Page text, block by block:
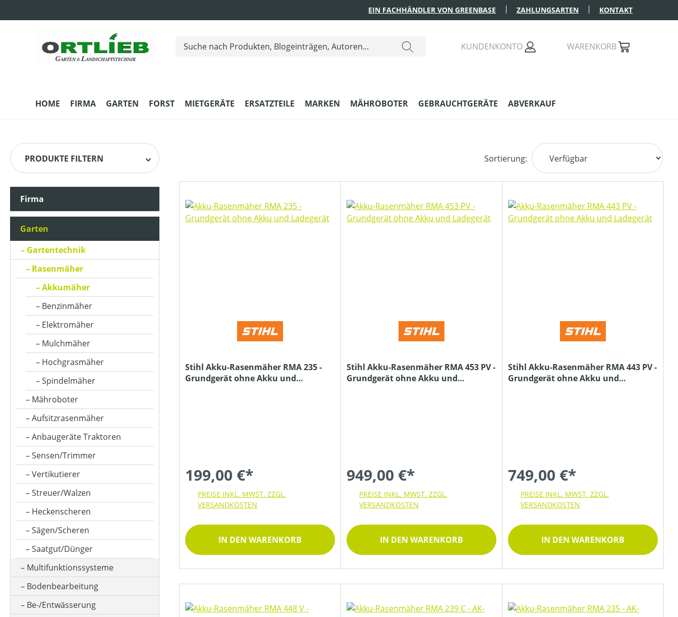
EIN FACHHÄNDLER VON GREENBASE ZAHLUNGSARTEN KONTAKT
KUNDENKONTO WARENKORB
HOME FIRMA GARTEN FORST MIETGERÄTE ERSATZTEILE MARKEN MÄHROBOTER GEBRAUCHTGERÄTE ABVERKAUF
PRODUKTE FILTERN
HERSTELLER
ARBEITSBREITE (IN CM)
ARBEITSSTUFENANZAHL
ARBEITSZEIT (IN MIN)
AUSWURFART
BETRIEBSART
FAHRANTRIEBSART
FAHRREICHWEITE MAX (IN KM)
FANGSACKVOLUMEN MAX (IN L)
FARBE (GERÄT)
FASSUNGSVOLUMEN MAX (IN L)
Firma
Garten
Gartentechnik
Rasenmäher
Akkumäher
Benzinmäher
Elektromäher
Mulchmäher
Hochgrasmäher
Spindelmäher
Mähroboter
Aufsitzrasenmäher
Anbaugeräte Traktoren
Sensen/Trimmer
Vertikutierer
Streuer/Walzen
Heckenscheren
Sägen/Scheren
Saatgut/Dünger
Multifunktionssysteme
Bodenbearbeitung
Be-/Entwässerung
Sortierung:
Stihl Akku-Rasenmäher RMA 235 -
Grundgerät ohne Akku und
199,00 €*
PREISE INKL. MWST. ZZGL.
VERSANDKOSTEN
IN DEN WARENKORB
Stihl Akku-Rasenmäher RMA 453 PV -
Grundgerät ohne Akku und
949,00 €*
PREISE INKL. MWST. ZZGL.
VERSANDKOSTEN
IN DEN WARENKORB
Stihl Akku-Rasenmäher RMA 443 PV -
Grundgerät ohne Akku und
749,00 €*
PREISE INKL. MWST. ZZGL.
VERSANDKOSTEN
IN DEN WARENKORB